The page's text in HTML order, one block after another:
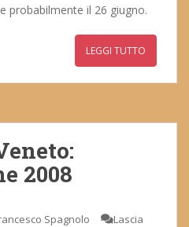
probabilmente il 26 giugno.
LEGGI TUTTO
2008
Spagnolo
Lascia